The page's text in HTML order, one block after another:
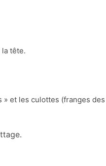
tête.
et les culottes (franges des